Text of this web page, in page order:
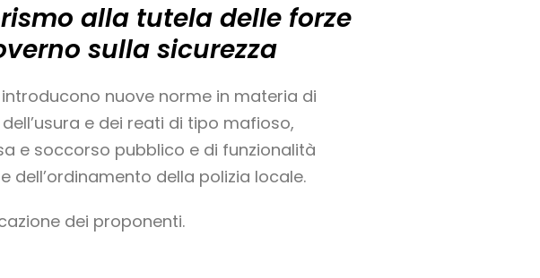
alla tutela delle forze
sulla sicurezza
nuove norme in materia di
e dei reati di tipo mafioso,
e soccorso pubblico e di funzionalità
dell’ordinamento della polizia locale.
dei proponenti.